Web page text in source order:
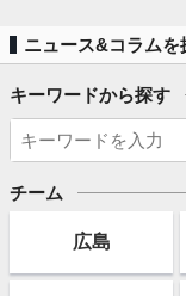
ニュース&コラムを
キーワードから探す
チーム
広島